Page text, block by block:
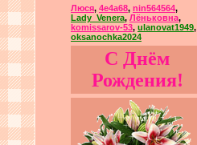
Люся, 4e4a68, nin564564,
Lady_Venera, Лёньковна,
komissarov-53, ulanovat1949,
oksanochka2024
С Днём
Рождения!